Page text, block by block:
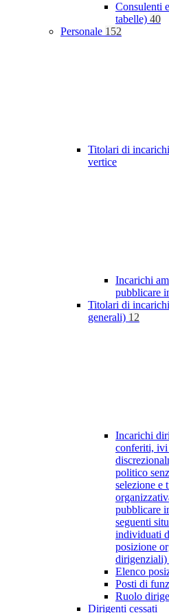
Consulenti
tabelle) 40
Personale 152
Titolari di
vertice
Incarichi
pubblicare
Titolari di
generali) 12
Incarichi
conferiti,
politico
selezione e
pubblicare
seguenti
individuati
posizione
dirigenziali)
Elenco
Posti di
Ruolo
Dirigenti cessati